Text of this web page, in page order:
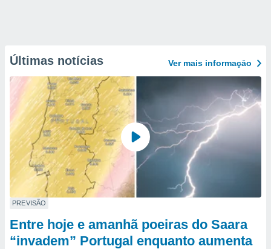
Últimas notícias Ver mais informaçāo
PREVISÃO
Entre hoje e amanhã poeiras do Saara
“invadem” Portugal enquanto aumenta